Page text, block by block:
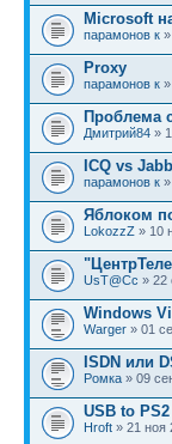
Microsoft
парамонов к
Proxy
парамонов к
Проблема
Дмитрий84 »
ICQ vs
парамонов к
Яблоком
LokozzZ » 10
UsT@Cc » 22
Windows
Warger » 01
ISDN или
Ромка » 09
USB to PS2
Hroft » 21 ноя